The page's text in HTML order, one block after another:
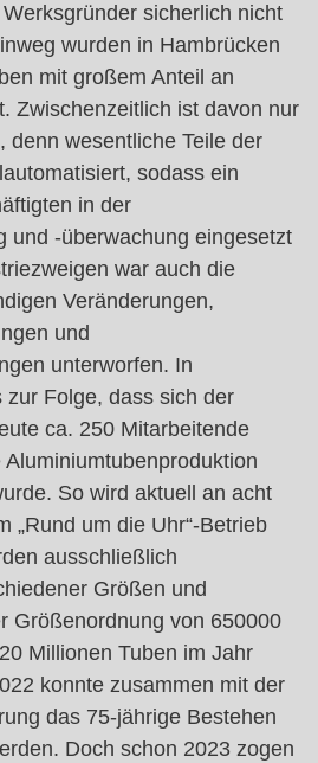
sicherlich nicht
wurden in Hambrücken
mit großem Anteil an
Zwischenzeitlich ist davon nur
denn wesentliche Teile der
sodass ein
in der
und -überwachung eingesetzt
war auch die
Veränderungen,
und
unterworfen. In
zur Folge, dass sich der
ca. 250 Mitarbeitende
So wird aktuell an acht
„Rund um die Uhr“-Betrieb
ausschließlich
Größen und
Größenordnung von 650000
Millionen Tuben im Jahr
konnte zusammen mit der
das 75-jährige Bestehen
Doch schon 2023 zogen